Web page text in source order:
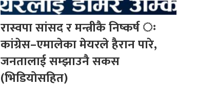
रास्वपा सांसद र मन्त्रीकै निष्कर्ष ः
कांग्रेस–एमालेका मेयरले हैरान पारे,
जनतालाई सम्झाउनै सकस
(भिडियोसहित)